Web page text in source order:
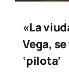
«La
Vega,
‘pilota’